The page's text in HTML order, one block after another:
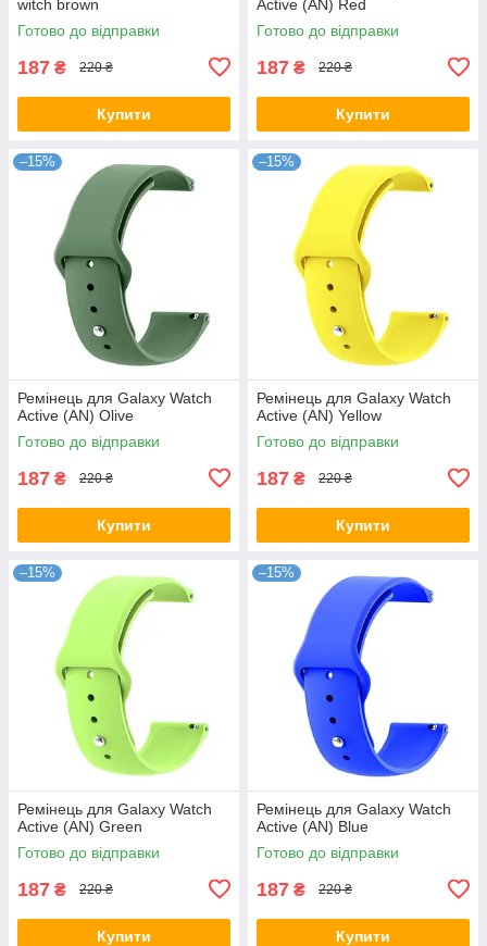
witch brown
Готово до відправки
187 ₴ 220 ₴
Купити
Active (AN) Red
Готово до відправки
187 ₴ 220 ₴
Купити
–15%
Ремінець для Galaxy Watch
Active (AN) Olive
Готово до відправки
187 ₴ 220 ₴
Купити
–15%
Ремінець для Galaxy Watch
Active (AN) Yellow
Готово до відправки
187 ₴ 220 ₴
Купити
–15%
Ремінець для Galaxy Watch
Active (AN) Green
Готово до відправки
187 ₴ 220 ₴
Купити
–15%
Ремінець для Galaxy Watch
Active (AN) Blue
Готово до відправки
187 ₴ 220 ₴
Купити